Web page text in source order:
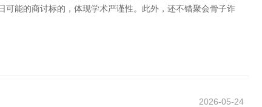
可能的商讨标的，体现学术严谨性。此外，还不错聚会骨子诈
2026-05-24